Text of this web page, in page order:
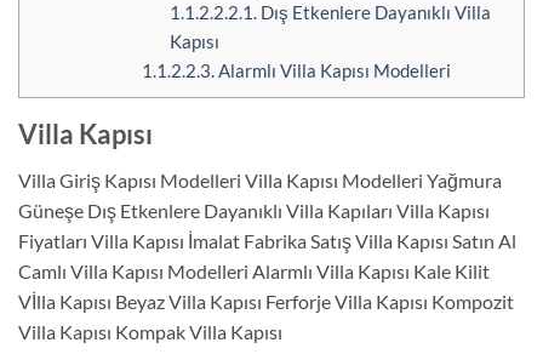
1.1.2.2.2.1.Dış Etkenlere Dayanıklı Villa
Kapısı
1.1.2.2.3.Alarmlı Villa Kapısı Modelleri
Villa Kapısı
Villa Giriş Kapısı Modelleri Villa Kapısı Modelleri Yağmura
Güneşe Dış Etkenlere Dayanıklı Villa Kapıları Villa Kapısı
Fiyatları Villa Kapısı İmalat Fabrika Satış Villa Kapısı Satın Al
Camlı Villa Kapısı Modelleri Alarmlı Villa Kapısı Kale Kilit
Vİlla Kapısı Beyaz Villa Kapısı Ferforje Villa Kapısı Kompozit
Villa Kapısı Kompak Villa Kapısı